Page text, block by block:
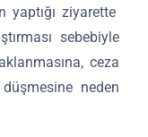
yaptığı ziyarette
sebebiyle
ceza
neden